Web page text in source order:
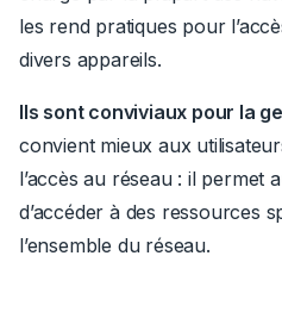
les rend pratiques pour
divers appareils.
Ils sont conviviaux pour la
convient mieux aux
l’accès au réseau : il permet
d’accéder à des ressources
l’ensemble du réseau.